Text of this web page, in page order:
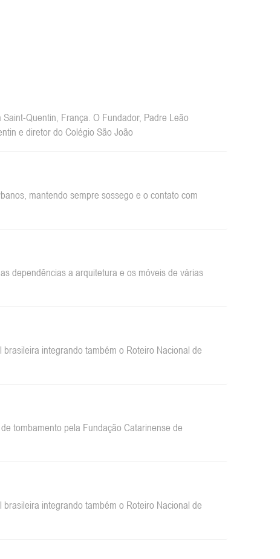
Quentin, França. O Fundador, Padre Leão
e diretor do Colégio São João
mantendo sempre sossego e o contato com
dependências a arquitetura e os móveis de várias
integrando também o Roteiro Nacional de
tombamento pela Fundação Catarinense de
integrando também o Roteiro Nacional de